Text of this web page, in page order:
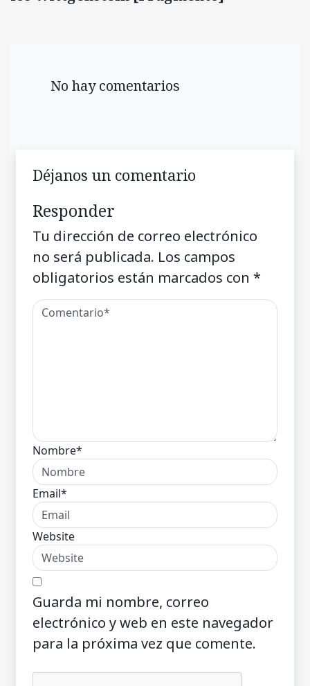
No hay comentarios
Déjanos un comentario
Responder
Tu dirección de correo electrónico
no será publicada. Los campos
obligatorios están marcados con *
Nombre*
Email*
Website
Guarda mi nombre, correo
electrónico y web en este navegador
para la próxima vez que comente.